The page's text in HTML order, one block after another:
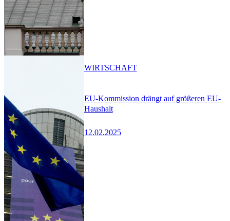
EU-Kommission drängt auf größeren EU-
Haushalt
12.02.2025
WIRTSCHAFT